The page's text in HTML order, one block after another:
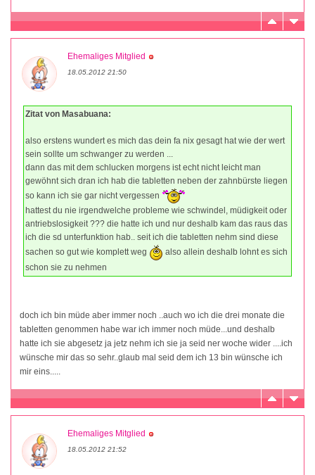
Ehemaliges Mitglied
18.05.2012 21:50
Zitat von Masabuana:
also erstens wundert es mich das dein fa nix gesagt hat wie der wert
sein sollte um schwanger zu werden ...
dann das mit dem schlucken morgens ist echt nicht leicht man
gewöhnt sich dran ich hab die tabletten neben der zahnbürste liegen
so kann ich sie gar nicht vergessen
hattest du nie irgendwelche probleme wie schwindel, müdigkeit oder
antriebslosigkeit ??? die hatte ich und nur deshalb kam das raus das
ich die sd unterfunktion hab.. seit ich die tabletten nehm sind diese
sachen so gut wie komplett weg
also allein deshalb lohnt es sich
schon sie zu nehmen
doch ich bin müde aber immer noch ..auch wo ich die drei monate die
tabletten genommen habe war ich immer noch müde...und deshalb
hatte ich sie abgesetz ja jetz nehm ich sie ja seid ner woche wider ....ich
wünsche mir das so sehr..glaub mal seid dem ich 13 bin wünsche ich
mir eins.....
Ehemaliges Mitglied
18.05.2012 21:52